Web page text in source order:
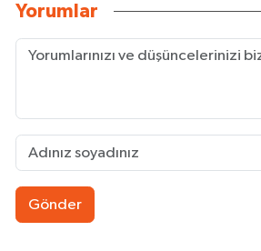
Yorumlar
Gönder